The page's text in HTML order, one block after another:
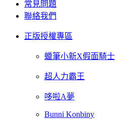
常見問題
聯絡我們
正版授權專區
蠟筆小新X假面騎士
超人力霸王
哆啦A夢
Bunni Konbiny